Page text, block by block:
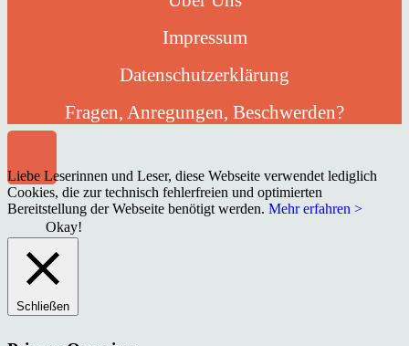
Impressum
Datenschutzerklärung
Fragen, Anregungen, Beschwerden?
Liebe Leserinnen und Leser, diese Webseite verwendet lediglich
Cookies, die zur technisch fehlerfreien und optimierten
Bereitstellung der Webseite benötigt werden. Mehr erfahren >
Okay!
Schließen